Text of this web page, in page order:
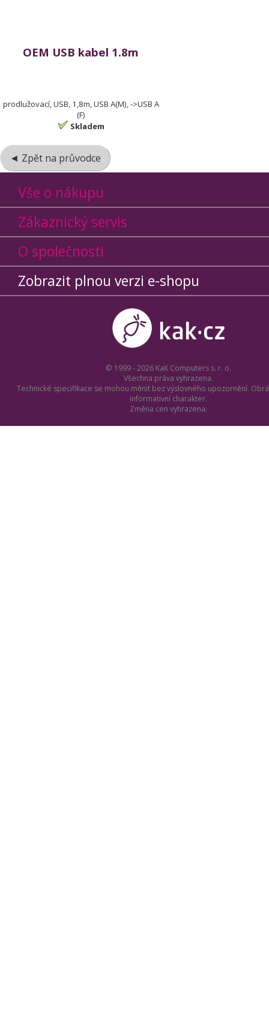
OEM USB kabel 1.8m
prodlužovací, USB, 1,8m, USB A(M), ->USB A
(F)
Skladem
◄ Zpět na průvodce
Vše o nákupu
Zákaznický servis
O společnosti
Zobrazit plnou verzi e-shopu
© 1999 - 2026 KaK Computers s. r. o.
Všechna práva vyhrazena.
Technické specifikace se mohou měnit bez výslovného upozornění.
informativní charakter.
Změna cen vyhrazena.